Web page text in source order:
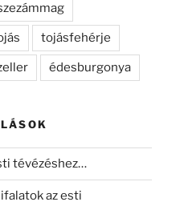
tojásfehérje
édesburgonya
tévézéshez…
az esti